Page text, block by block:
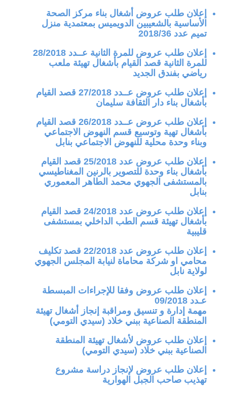
إعلان طلب عروض أشغال بناء مركز الصحة
الأساسية بالشعيبين الدويميس بمعتمدية منزل
تميم عدد 2018/36
إعلان طلب عروض للمرة الثانية عــدد 28/2018
للمرة الثانية قصد القيام بأشغال تهيئة ملعب
رياضي بفندق الجديد
إعلان طلب عروض عــدد 27/2018 قصد القيام
بأشغال بناء دار الثقافة سليمان
إعلان طلب عروض عــدد 26/2018 قصد القيام
بأشغال تهية وتوسيع قسم النهوض الاجتماعي
وبناء وحدة محلية للنهوض الاجتماعي بنابل
إعلان طلب عروض عدد 25/2018 قصد القيام
بأشغال بناء وحدة للتصوير بالرنين المغناطيسي
بالمستشفى الجهوي محمد الطاهر المعموري
بنابل
إعلان طلب عروض عدد 24/2018 قصد القيام
بأشغال تهيئة قسم الطب الداخلي بمستشفى
قليبية
إعلان طلب عروض عدد 22/2018 قصد تكليف
محامي او شركة محاماة لنيابة المجلس الجهوي
لولاية نابل
إعلان طلب عروض وفقا للإجراءات المبسطة
عـدد 09/2018
مهمة إدارة و تنسيق ومراقبة إنجاز أشغال تهيئة
المنطقة الصناعية ببني خلاد (سيدي التومي)
إعلان طلب عروض لأشغال تهيئة المنطقة
الصناعية ببني خلاد (سيدي التومي)
إعلان طلب عروض لإنجاز دراسة مشروع
تهذيب صاحب الجبل الهوارية